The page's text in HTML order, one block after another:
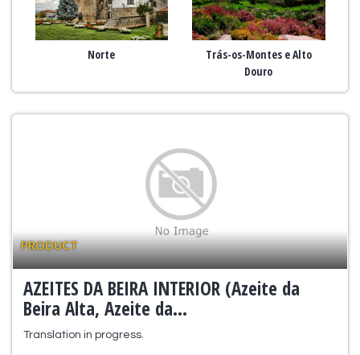
Norte
Trás-os-Montes e Alto
Douro
PRODUCT
AZEITES DA BEIRA INTERIOR (Azeite da
Beira Alta, Azeite da...
Translation in progress.